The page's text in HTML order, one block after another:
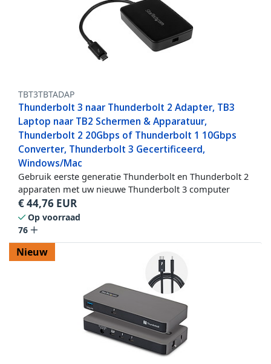
TBT3TBTADAP
Thunderbolt 3 naar Thunderbolt 2 Adapter, TB3
Laptop naar TB2 Schermen & Apparatuur,
Thunderbolt 2 20Gbps of Thunderbolt 1 10Gbps
Converter, Thunderbolt 3 Gecertificeerd,
Windows/Mac
Gebruik eerste generatie Thunderbolt en Thunderbolt 2
apparaten met uw nieuwe Thunderbolt 3 computer
€44,76 EUR
Op voorraad
76
Nieuw